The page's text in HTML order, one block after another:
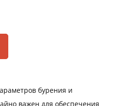
бурения и
важен для обеспечения